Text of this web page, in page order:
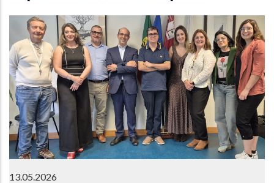
13.05.2026